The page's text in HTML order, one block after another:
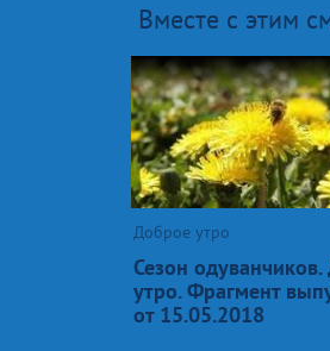
Вместе с этим
Доброе утро
Сезон
утро. Фрагмент
от 15.05.2018